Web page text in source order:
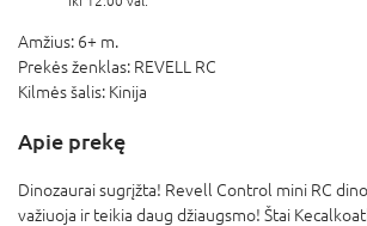
Amžius: 6+ m.
Prekės ženklas: REVELL RC
Kilmės šalis: Kinija
Apie prekę
Dinozaurai sugrįžta! Revell Control mini RC
važiuoja ir teikia daug džiaugsmo! Štai